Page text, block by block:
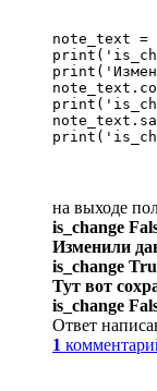
note_text =
на выходе
is_change
Изменили
is_change
Тут вот
is_change
Ответ
1